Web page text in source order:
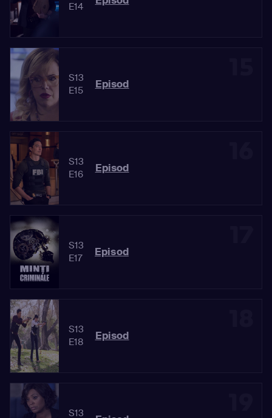
E14
S13
E15
Episod
S13
E16
Episod
S13
E17
Episod
S13
E18
Episod
S13